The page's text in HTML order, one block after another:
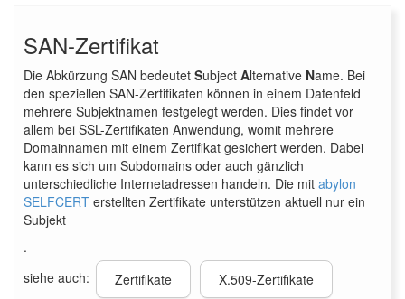
SAN-Zertifikat
Die Abkürzung SAN bedeutet Subject Alternative Name. Bei
den speziellen SAN-Zertifikaten können in einem Datenfeld
mehrere Subjektnamen festgelegt werden. Dies findet vor
allem bei SSL-Zertifikaten Anwendung, womit mehrere
Domainnamen mit einem Zertifikat gesichert werden. Dabei
kann es sich um Subdomains oder auch gänzlich
unterschiedliche Internetadressen handeln. Die mit abylon
SELFCERT erstellten Zertifikate unterstützen aktuell nur ein
Subjekt
.
siehe auch:
Zertifikate X.509-Zertifikate